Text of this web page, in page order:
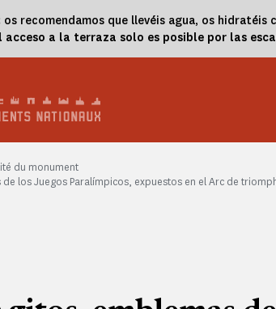
os recomendamos que llevéis agua, os
acceso a la terraza solo es posible por las
du monument
los Juegos Paralímpicos, expuestos en el Arc de